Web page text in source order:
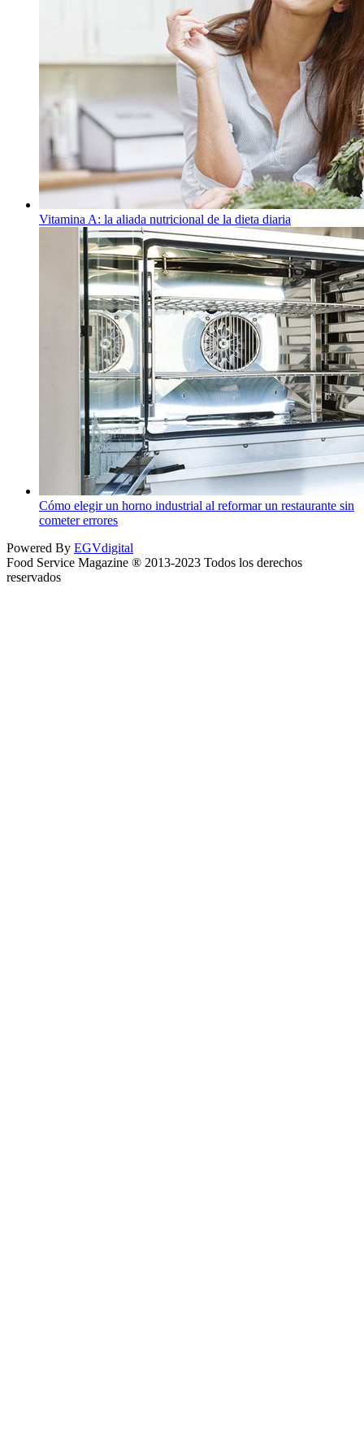
Vitamina A: la aliada nutricional de la dieta diaria
Cómo elegir un horno industrial al reformar un restaurante sin
cometer errores
Powered By EGVdigital
Food Service Magazine ® 2013-2023 Todos los derechos
reservados